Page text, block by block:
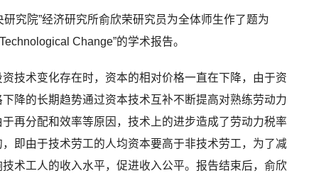
究院”经济研究所俞欣荣研究员为全体师生作了题为
Change”的学术报告。
技术变化存在时，资本的相对价格一直在下降，由于资
降的长期趋势通过资本技术互补不断提高对熟练劳动力
再分配和效率等原因，技术上的进步造成了劳动力税率
即由于技术劳工的人均资本要高于非技术劳工，为了减
术工人的收入水平，促进收入公平。报告结束后，俞欣